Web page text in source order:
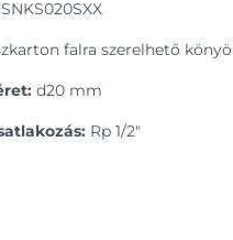
SNKS020SXX
falra szerelhető
d20 mm
Rp 1/2"